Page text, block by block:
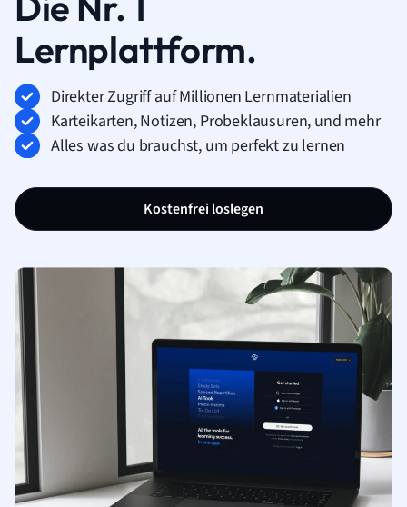
Lernplattform.
Direkter Zugriff auf Millionen Lernmaterialien
Karteikarten, Notizen, Probeklausuren, und mehr
Alles was du brauchst, um perfekt zu lernen
Kostenfrei loslegen